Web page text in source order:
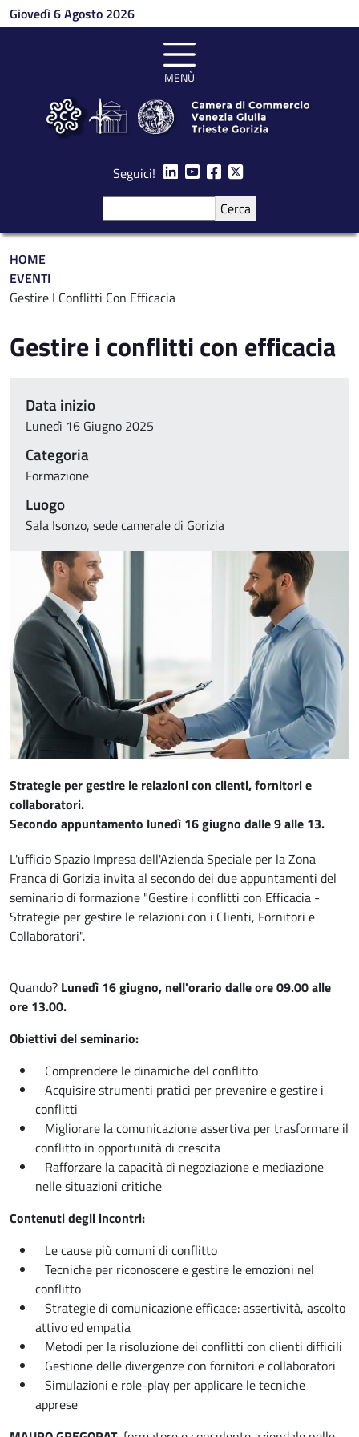
Salta al contenuto principale
Giovedì 6 Agosto 2026
MENÙ
Seguici!
Briciole di pane
HOME
EVENTI
Gestire I Conflitti Con Efficacia
Gestire i conflitti con efficacia
Immagine
Strategie per gestire le relazioni con clienti, fornitori e
collaboratori.
Secondo appuntamento lunedì 16 giugno dalle 9 alle 13.
L'ufficio Spazio Impresa dell'Azienda Speciale per la Zona
Franca di Gorizia invita al secondo dei due appuntamenti del
seminario di formazione "Gestire i conflitti con Efficacia -
Strategie per gestire le relazioni con i Clienti, Fornitori e
Collaboratori".
Quando? Lunedì 16 giugno, nell'orario dalle ore 09.00 alle
ore 13.00.
Obiettivi del seminario:
Comprendere le dinamiche del conflitto
Acquisire strumenti pratici per prevenire e gestire i
conflitti
Migliorare la comunicazione assertiva per trasformare il
conflitto in opportunità di crescita
Rafforzare la capacità di negoziazione e mediazione
nelle situazioni critiche
Contenuti degli incontri:
Le cause più comuni di conflitto
Tecniche per riconoscere e gestire le emozioni nel
conflitto
Strategie di comunicazione efficace: assertività, ascolto
attivo ed empatia
Metodi per la risoluzione dei conflitti con clienti difficili
Gestione delle divergenze con fornitori e collaboratori
Simulazioni e role-play per applicare le tecniche
apprese
Data inizio
Lunedì 16 Giugno 2025
Categoria
Formazione
Luogo
Sala Isonzo, sede camerale di Gorizia